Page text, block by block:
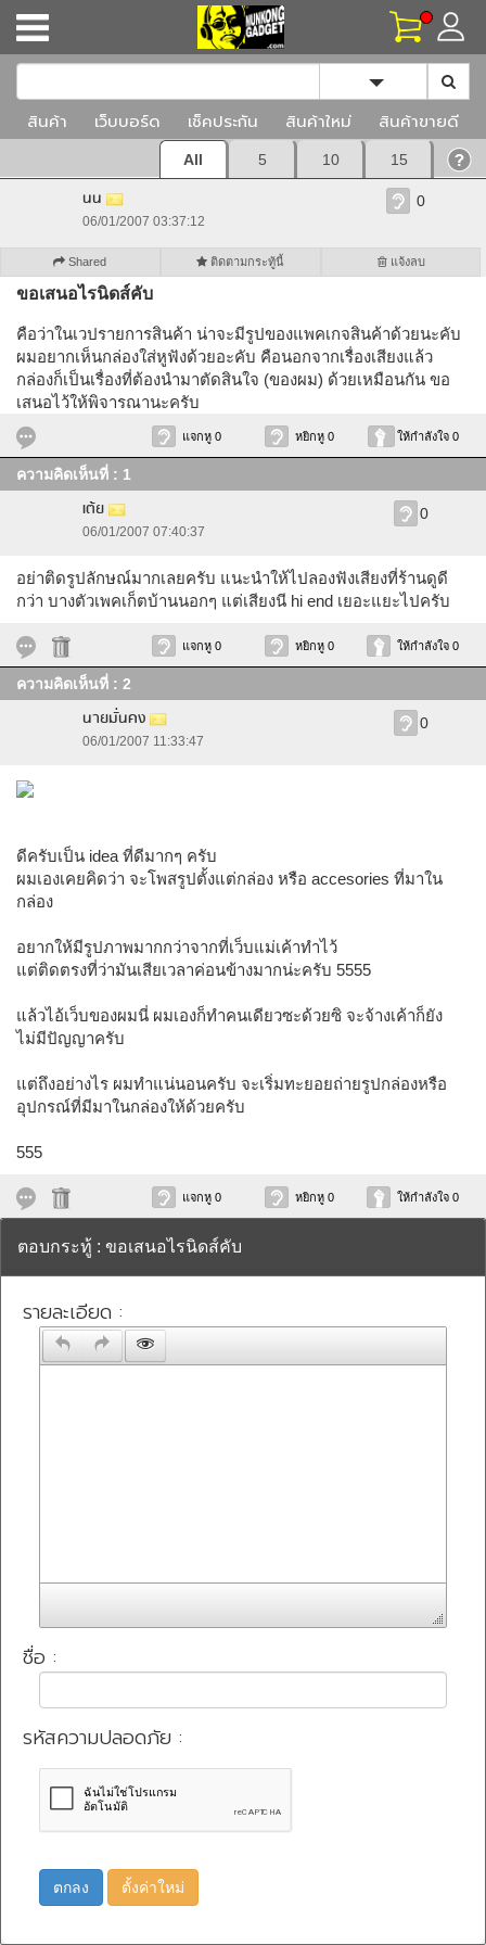
Toggle
สินค้า เว็บบอร์ด เช็คประกัน สินค้าใหม่ สินค้าขายดี
All 5 10 15
นน
06/01/2007 03:37:12
0
Shared ติดตามกระทู้นี้ แจ้งลบ
ขอเสนอไรนิดส์คับ
คือว่าในเวปรายการสินค้า น่าจะมีรูปของแพคเกจสินค้าด้วยนะคับ
ผมอยากเห็นกล่องใส่หูฟังด้วยอะคับ คือนอกจากเรื่องเสียงแล้ว
กล่องก็เป็นเรื่องที่ต้องนำมาตัดสินใจ (ของผม) ด้วยเหมือนกัน ขอ
เสนอไว้ให้พิจารณานะครับ
แจกหู 0 หยิกหู 0 ให้กำลังใจ 0
ความคิดเห็นที่ : 1
เต้ย
06/01/2007 07:40:37
0
อย่าติดรูปลักษณ์มากเลยครับ แนะนำให้ไปลองฟังเสียงที่ร้านดูดี
กว่า บางตัวเพคเก็ตบ้านนอกๆ แต่เสียงนี hi end เยอะแยะไปครับ
แจกหู 0 หยิกหู 0 ให้กำลังใจ 0
ความคิดเห็นที่ : 2
นายมั่นคง
06/01/2007 11:33:47
0
ดีครับเป็น idea ที่ดีมากๆ ครับ
ผมเองเคยคิดว่า จะโพสรูปตั้งแต่กล่อง หรือ accesories ที่มาใน
กล่อง
อยากให้มีรูปภาพมากกว่าจากที่เว็บแม่เค้าทำไว้
แต่ติดตรงที่ว่ามันเสียเวลาค่อนข้างมากน่ะครับ 5555
แล้วไอ้เว็บของผมนี่ ผมเองก็ทำคนเดียวซะด้วยซิ จะจ้างเค้าก็ยัง
ไม่มีปัญญาครับ
แต่ถึงอย่างไร ผมทำแน่นอนครับ จะเริ่มทะยอยถ่ายรูปกล่องหรือ
อุปกรณ์ที่มีมาในกล่องให้ด้วยครับ
555
แจกหู 0 หยิกหู 0 ให้กำลังใจ 0
ตอบกระทู้ : ขอเสนอไรนิดส์คับ
รายละเอียด :
ชื่อ :
รหัสความปลอดภัย :
ตกลง ตั้งค่าใหม่